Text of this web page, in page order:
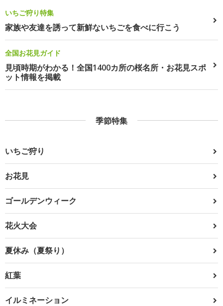
いちご狩り特集
家族や友達を誘って新鮮ないちごを食べに行こう
全国お花見ガイド
見頃時期がわかる！全国1400カ所の桜名所・お花見スポ
ット情報を掲載
季節特集
いちご狩り
お花見
ゴールデンウィーク
花火大会
夏休み（夏祭り）
紅葉
イルミネーション